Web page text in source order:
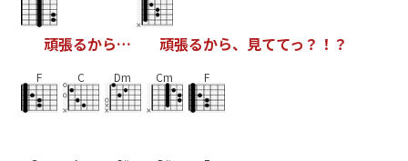
頑張るから… 頑張るから、 見ててっ ？ ！ ？
F C Dm Cm F